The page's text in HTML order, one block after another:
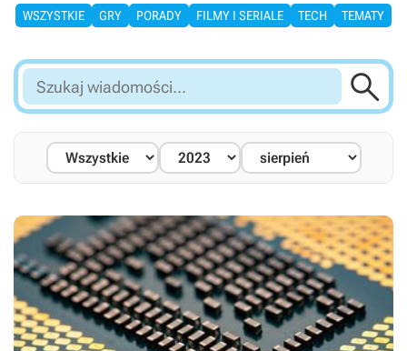
WSZYSTKIE GRY PORADY FILMY I SERIALE TECH TEMATY
Szukaj
wiadomości...
